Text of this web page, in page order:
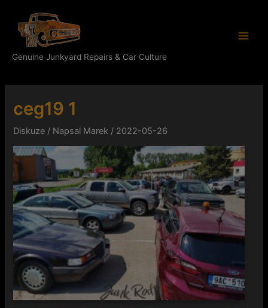
obsah
Genuine Junkyard Repairs & Car Culture
ceg19 1
Diskuze / Napsal Marek / 2022-05-26